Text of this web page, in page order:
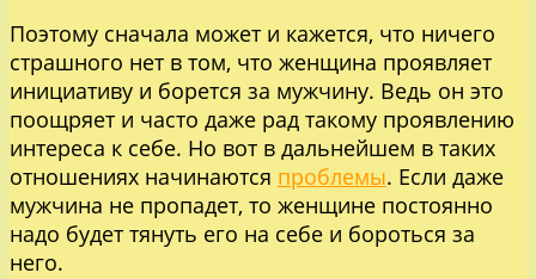
Поэтому сначала может и кажется, что ничего
страшного нет в том, что женщина проявляет
инициативу и борется за мужчину. Ведь он это
поощряет и часто даже рад такому проявлению
интереса к себе. Но вот в дальнейшем в таких
отношениях начинаются проблемы. Если даже
мужчина не пропадет, то женщине постоянно
надо будет тянуть его на себе и бороться за
него.